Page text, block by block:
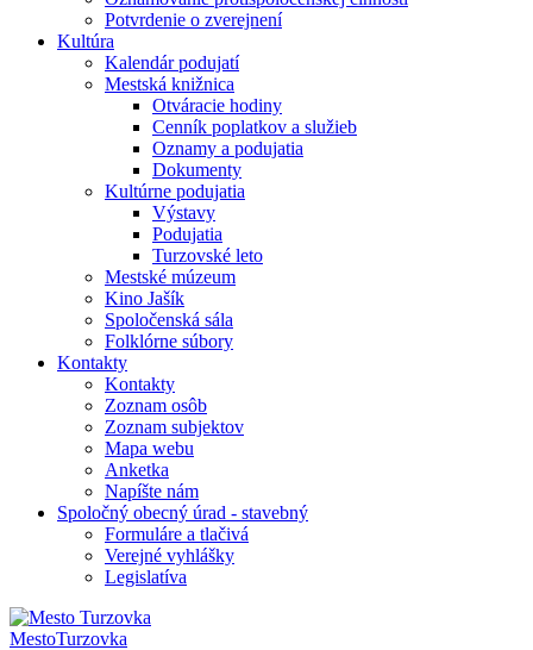
Potvrdenie o zverejnení
Kultúra
Kalendár podujatí
Mestská knižnica
Otváracie hodiny
Cenník poplatkov a služieb
Oznamy a podujatia
Dokumenty
Kultúrne podujatia
Výstavy
Podujatia
Turzovské leto
Mestské múzeum
Kino Jašík
Spoločenská sála
Folklórne súbory
Kontakty
Kontakty
Zoznam osôb
Zoznam subjektov
Mapa webu
Anketka
Napíšte nám
Spoločný obecný úrad - stavebný
Formuláre a tlačivá
Verejné vyhlášky
Legislatíva
MestoTurzovka